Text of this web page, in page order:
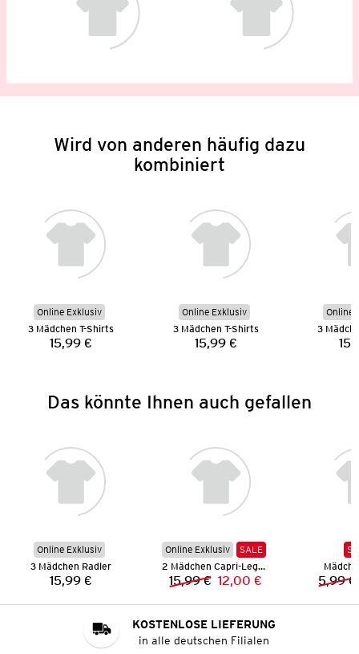
Wird von anderen häufig dazu
kombiniert
Online Exklusiv
3 Mädchen T-Shirts
Preis:
15,99 €
Online Exklusiv
3 Mädchen T-Shirts
Preis:
15,99 €
Online
3
Das könnte Ihnen auch gefallen
Online Exklusiv
3 Mädchen Radler
Preis:
15,99 €
Online Exklusiv
SALE
2 Mädchen Capri-Leggings
Vorheriger Preis:
15,99 € Neuer Preis:
12,00 € 5,99 €
KOSTENLOSE LIEFERUNG
in alle deutschen Filialen